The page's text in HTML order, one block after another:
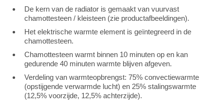
De kern van de radiator is gemaakt van vuurvast
chamottesteen / kleisteen (zie productafbeeldingen).
Het elektrische warmte element is geïntegreerd in de
chamottesteen.
Chamottesteen warmt binnen 10 minuten op en kan
gedurende 40 minuten warmte blijven afgeven.
Verdeling van warmteopbrengst: 75% convectiewarmte
(opstijgende verwarmde lucht) en 25% stalingswarmte
(12,5% voorzijde, 12,5% achterzijde).